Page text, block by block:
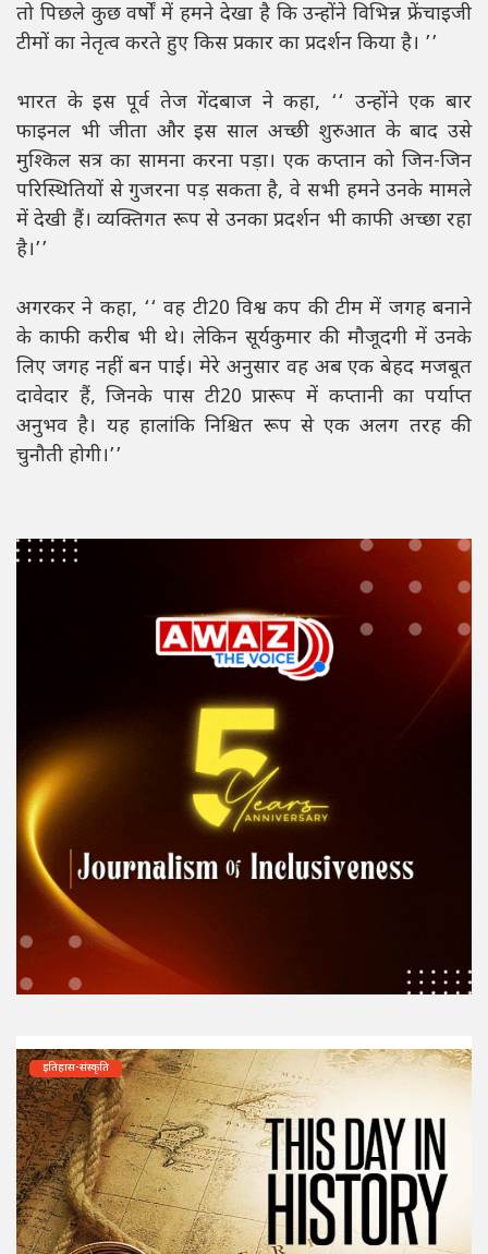
तो पिछले कुछ वर्षों में हमने देखा है कि उन्होंने विभिन्न फ्रेंचाइजी
टीमों का नेतृत्व करते हुए किस प्रकार का प्रदर्शन किया है। ’’
भारत के इस पूर्व तेज गेंदबाज ने कहा, ‘‘ उन्होंने एक बार
फाइनल भी जीता और इस साल अच्छी शुरुआत के बाद उसे
मुश्किल सत्र का सामना करना पड़ा। एक कप्तान को जिन-जिन
परिस्थितियों से गुजरना पड़ सकता है, वे सभी हमने उनके मामले
में देखी हैं। व्यक्तिगत रूप से उनका प्रदर्शन भी काफी अच्छा रहा
है।’’
अगरकर ने कहा, ‘‘ वह टी20 विश्व कप की टीम में जगह बनाने
के काफी करीब भी थे। लेकिन सूर्यकुमार की मौजूदगी में उनके
लिए जगह नहीं बन पाई। मेरे अनुसार वह अब एक बेहद मजबूत
दावेदार हैं, जिनके पास टी20 प्रारूप में कप्तानी का पर्याप्त
अनुभव है। यह हालांकि निश्चित रूप से एक अलग तरह की
चुनौती होगी।’’
इतिहास-संस्कृति